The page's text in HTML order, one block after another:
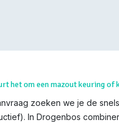
het om een mazout keuring
zoeken we je de
In Drogenbos